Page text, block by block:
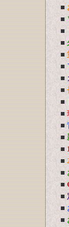
■
■
■
■
■
■
■
■
■
■
■
■
■
■
■
■
■
■
■